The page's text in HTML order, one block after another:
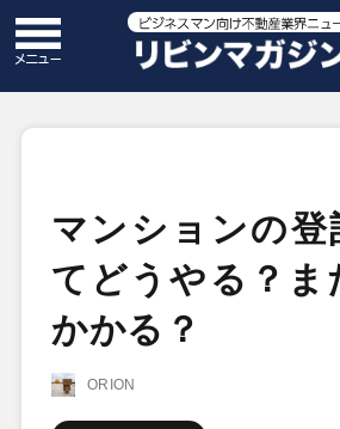
マンションの登
てどうやる？ま
かかる？
ORION